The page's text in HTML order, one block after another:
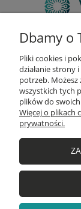
Dbamy o
Pliki cookies i
działanie strony
potrzeb. Możesz
wszystkich tych
plików do
Więcej o plikach
prywatności.